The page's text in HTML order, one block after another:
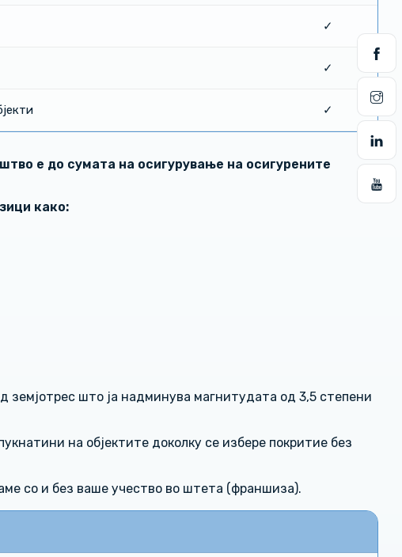
✓
✓
✓
е до сумата на осигурување на осигурените
како:
што ја надминува магнитудата од 3,5 степени
на објектите доколку се избере покритие без
со и без ваше учество во штета (франшиза).